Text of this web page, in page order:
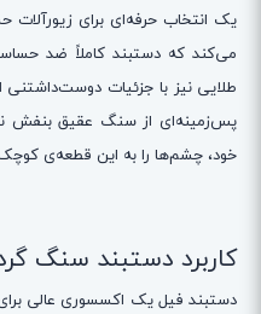
یک انتخاب حرفه‌ای برای
می‌کند که دستبند کاملاً ضد
پس‌زمینه‌ای از سنگ عقیق بنفش
خود، چشم‌ها را به این قطعه‌ی
کاربرد دستبند سنگ
دستبند فیل یک اکسسوری عالی